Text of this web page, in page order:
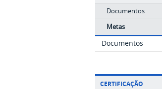
Documentos
Metas
Documentos
CERTIFICAÇÃO